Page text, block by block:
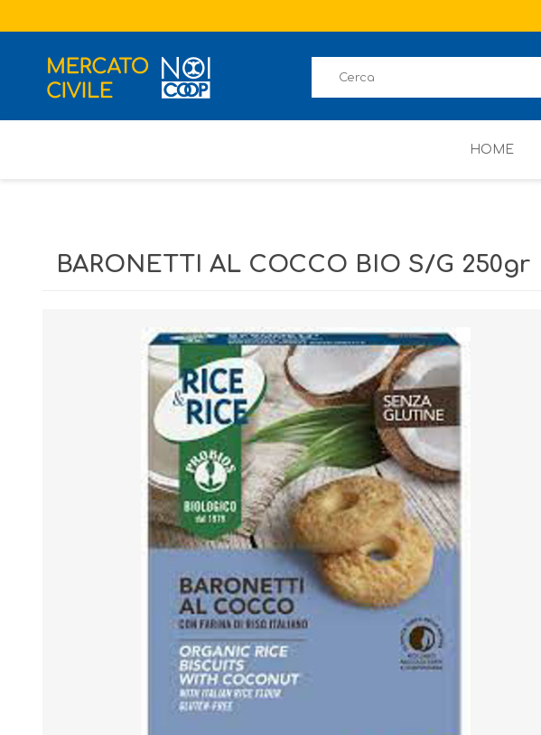
HOME
BARONETTI AL COCCO BIO S/G 250gr